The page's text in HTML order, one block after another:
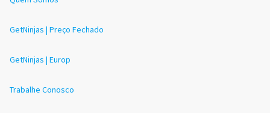
GetNinjas | Preço Fechado
GetNinjas | Europ
Trabalhe Conosco